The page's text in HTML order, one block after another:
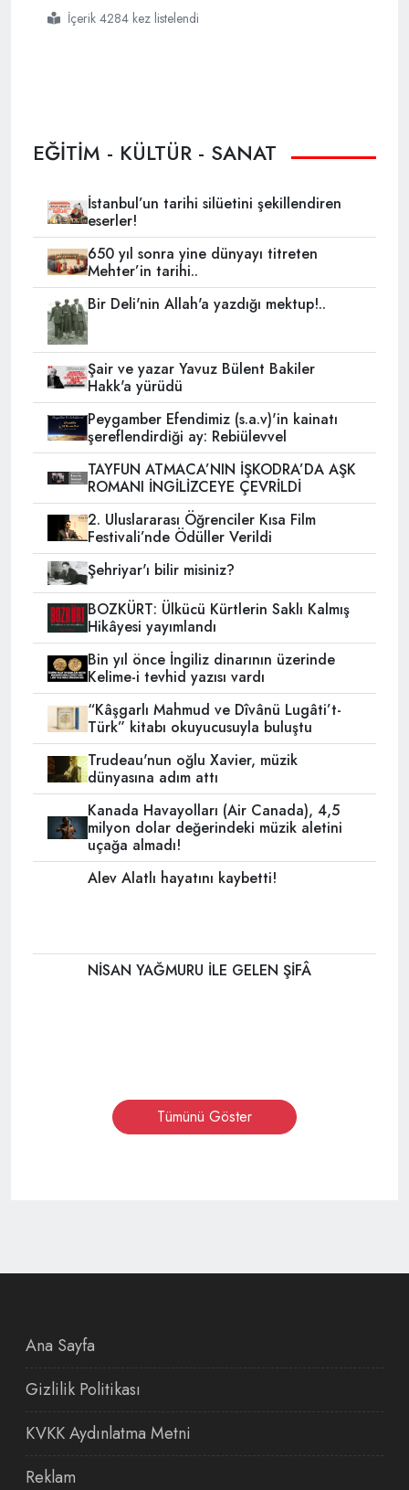
#cumhurbaşkanlığı
#sofrasının
#ilk
#konukları
İçerik 4284 kez listelendi
EĞİTİM - KÜLTÜR - SANAT
İstanbul’un tarihi silüetini şekillendiren
eserler!
650 yıl sonra yine dünyayı titreten
Mehter’in tarihi..
Bir Deli'nin Allah'a yazdığı mektup!..
Şair ve yazar Yavuz Bülent Bakiler
Hakk'a yürüdü
Peygamber Efendimiz (s.a.v)'in kainatı
şereflendirdiği ay: Rebiülevvel
TAYFUN ATMACA’NIN İŞKODRA’DA AŞK
ROMANI İNGİLİZCEYE ÇEVRİLDİ
2. Uluslararası Öğrenciler Kısa Film
Festivali’nde Ödüller Verildi
Şehriyar'ı bilir misiniz?
BOZKÜRT: Ülkücü Kürtlerin Saklı Kalmış
Hikâyesi yayımlandı
Bin yıl önce İngiliz dinarının üzerinde
Kelime-i tevhid yazısı vardı
“Kâşgarlı Mahmud ve Dîvânü Lugâti’t-
Türk” kitabı okuyucusuyla buluştu
Trudeau'nun oğlu Xavier, müzik
dünyasına adım attı
Kanada Havayolları (Air Canada), 4,5
milyon dolar değerindeki müzik aletini
uçağa almadı!
Alev Alatlı hayatını kaybetti!
NİSAN YAĞMURU İLE GELEN ŞİFÂ
Tümünü Göster
Ana Sayfa
Gizlilik Politikası
KVKK Aydınlatma Metni
Reklam